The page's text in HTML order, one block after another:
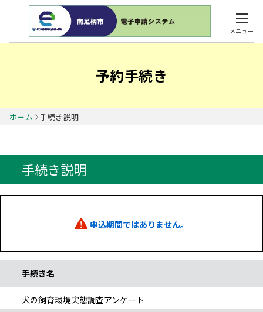
メニュー
予約手続き
ホーム 手続き説明
手続き説明
申込期間ではありません。
手続き名
犬の飼育環境実態調査アンケート